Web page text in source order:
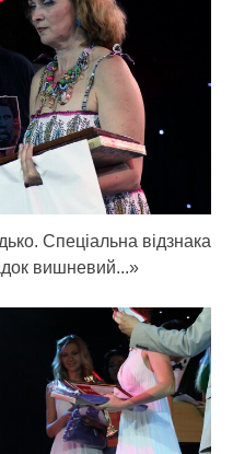
Спеціальна відзнака
вишневий...»